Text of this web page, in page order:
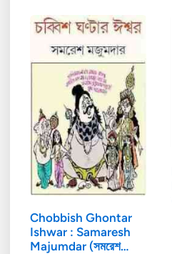
Chobbish Ghontar
Ishwar : Samaresh
Majumdar (সমরেশ…